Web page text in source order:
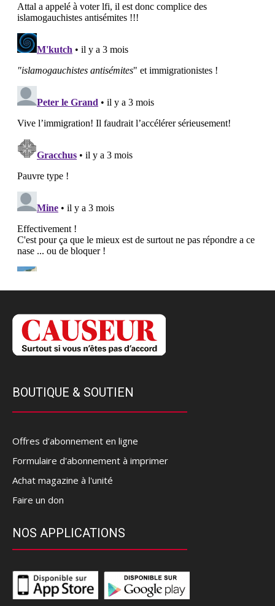
BOUTIQUE & SOUTIEN
Offres d’abonnement en ligne
Formulaire d'abonnement à imprimer
Achat magazine à l'unité
Faire un don
NOS APPLICATIONS